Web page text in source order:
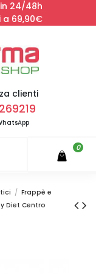
24/48h
69,90€
clienti
0
Frappè e
Diet Centro